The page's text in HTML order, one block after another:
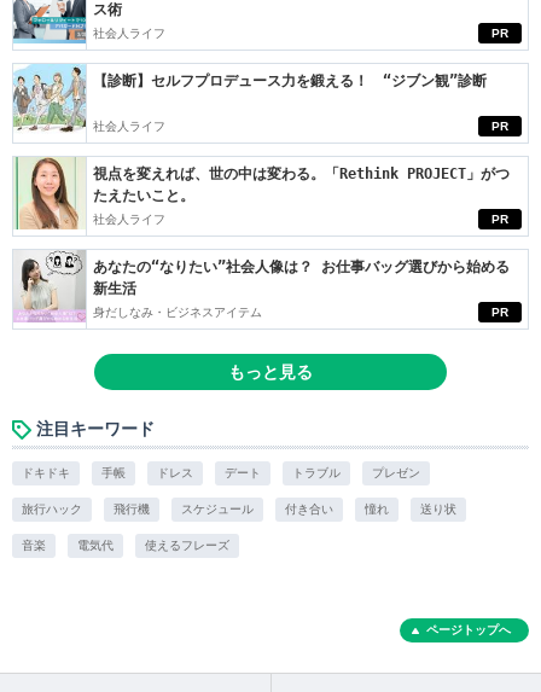
PR
ス術
社会人ライフ
PR
【診断】セルフプロデュース力を鍛える！ “ジブン観”診断
社会人ライフ
PR
視点を変えれば、世の中は変わる。「Rethink PROJECT」がつ
たえたいこと。
社会人ライフ
PR
あなたの“なりたい”社会人像は？ お仕事バッグ選びから始める
新生活
身だしなみ・ビジネスアイテム
もっと見る
注目キーワード
ドキドキ 手帳 ドレス デート トラブル プレゼン
旅行ハック 飛行機 スケジュール 付き合い 憧れ 送り状
音楽 電気代 使えるフレーズ
ページトップへ